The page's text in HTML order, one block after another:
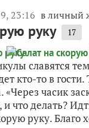
23:16 в личный
руку 17
славятся
кто-то в гости.
«Через часик
что делать?
руку. Благо